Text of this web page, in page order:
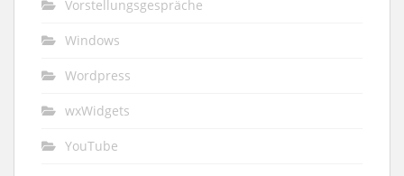
Vorstellungsgespräche
Windows
Wordpress
wxWidgets
YouTube